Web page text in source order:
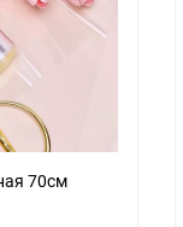
Пленка прозрачная 70см